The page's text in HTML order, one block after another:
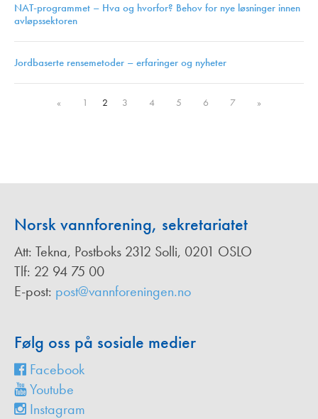
NAT-programmet – Hva og hvorfor? Behov for nye løsninger innen
avløpssektoren
Jordbaserte rensemetoder – erfaringer og nyheter
« 1 2 3 4 5 6 7 »
Norsk vannforening, sekretariatet
Att: Tekna, Postboks 2312 Solli, 0201 OSLO
Tlf: 22 94 75 00
E-post: post@vannforeningen.no
Følg oss på sosiale medier
Facebook
Youtube
Instagram